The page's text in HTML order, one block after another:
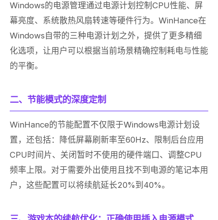
Windows的电源管理通过电源计划控制CPU性能、屏
幕亮度、系统散热风扇转速等硬件行为。WinHance在
Windows自带的三种电源计划之外，提供了更多精细
化选项，让用户可以根据当前场景精确控制耗电与性能
的平衡。
二、节能模式的深度定制
WinHance的节能配置不仅限于Windows电源计划设
置，还包括：降低屏幕刷新率至60Hz、限制后台应用
CPU时间片、关闭暂时不使用的硬件端口、调整CPU
频率上限。对于需要外出使用且找不到电源的笔记本用
户，这些配置可以将续航延长20%到40%。